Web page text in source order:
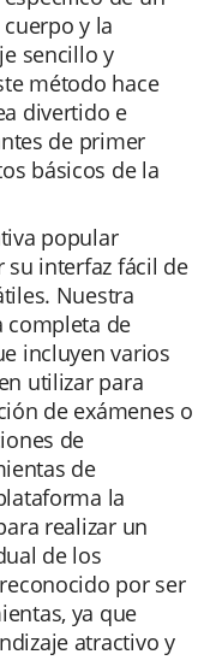
y la
sencillo y
método hace
divertido e
de primer
básicos de la
popular
interfaz fácil de
Nuestra
completa de
incluyen varios
utilizar para
de exámenes o
de
de
la
realizar un
de los
por ser
ya que
atractivo y